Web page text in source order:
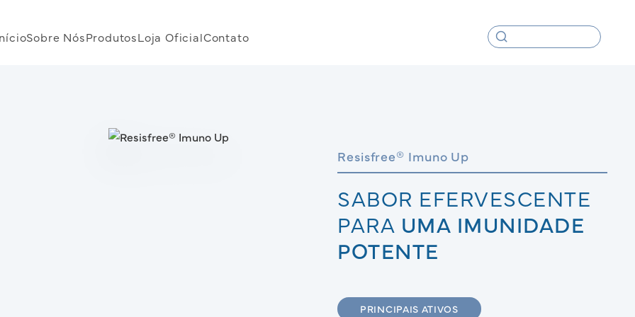
Sobre NósProdutosLoja OficialContato
Resisfree® Imuno Up
SABOR EFERVESCENTE
PARA UMA IMUNIDADE
POTENTE
PRINCIPAIS ATIVOS